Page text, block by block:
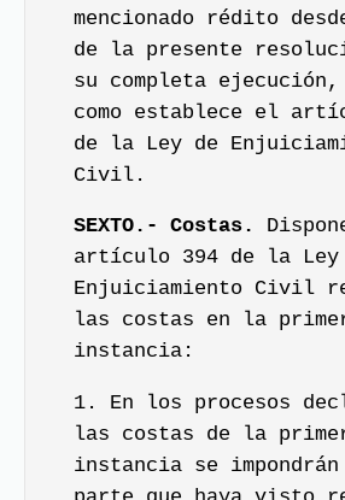
mencionado rédito
de la presente
su completa
como establece el
de la Ley de
Civil.
SEXTO.- Costas.
artículo 394 de la Ley
Enjuiciamiento Civil
las costas en la
instancia:
1. En los procesos
las costas de la
instancia se